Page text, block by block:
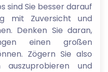
sind Sie besser darauf
mit Zuversicht und
Denken Sie daran,
einen großen
Zögern Sie also
und